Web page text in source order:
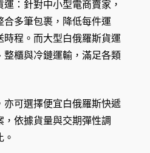
：針對中小型電商賣家，
合多筆包裹，降低每件運
時程。而大型白俄羅斯貨運
整櫃與冷鏈運輸，滿足各類
亦可選擇便宜白俄羅斯快遞
依據貨量與交期彈性調